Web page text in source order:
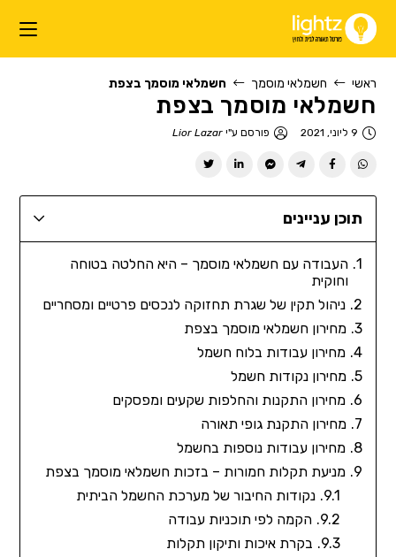
ראשי חשמלאי מוסמך חשמלאי מוסמך בצפת
חשמלאי מוסמך בצפת
9 ליוני, 2021 פורסם ע"יLior Lazar
תוכן עניינים
העבודה עם חשמלאי מוסמך – היא החלטה בטוחה
וחוקית
ניהול תקין של שגרת תחזוקה לנכסים פרטיים ומסחריים
מחירון חשמלאי מוסמך בצפת
מחירון עבודות בלוח חשמל
מחירון נקודות חשמל
מחירון התקנות והחלפות שקעים ומפסקים
מחירון התקנת גופי תאורה
מחירון עבודות נוספות בחשמל
מניעת תקלות חמורות – בזכות חשמלאי מוסמך בצפת
נקודות החיבור של מערכת החשמל הביתית
הקמה לפי תוכניות עבודה
בקרת איכות ותיקון תקלות